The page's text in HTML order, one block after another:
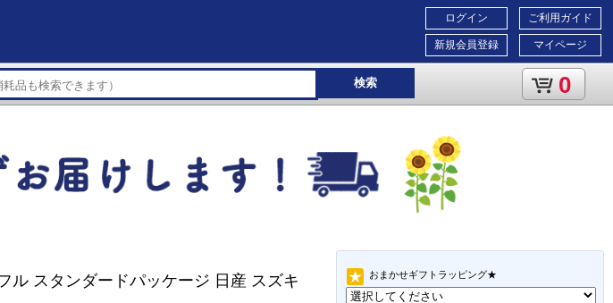
ご利用ガイド
マイページ
ログイン
新規会員登録
検索 0
おまかせギフトラッピング★
ル スタンダードパッケージ 日産 スズキ